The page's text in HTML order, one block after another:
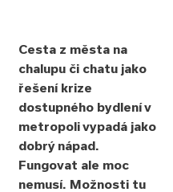
Cesta z města na
chalupu či chatu jako
řešení krize
dostupného bydlení v
metropoli vypadá jako
dobrý nápad.
Fungovat ale moc
nemusí. Možnosti tu